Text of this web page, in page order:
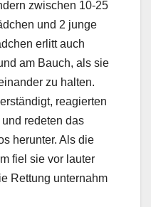
zwischen 10-25
und 2 junge
erlitt auch
am Bauch, als sie
zu halten.
reagierten
redeten das
herunter. Als die
fiel sie vor lauter
Rettung unternahm